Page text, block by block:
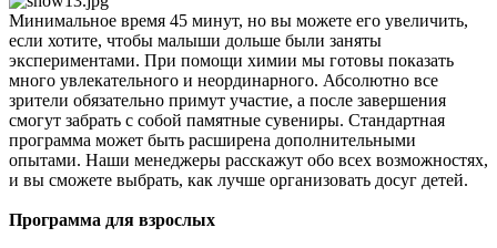
Минимальное время 45 минут, но вы можете его увеличить,
если хотите, чтобы малыши дольше были заняты
экспериментами. При помощи химии мы готовы показать
много увлекательного и неординарного. Абсолютно все
зрители обязательно примут участие, а после завершения
смогут забрать с собой памятные сувениры. Стандартная
программа может быть расширена дополнительными
опытами. Наши менеджеры расскажут обо всех возможностях,
и вы сможете выбрать, как лучше организовать досуг детей.
Программа для взрослых